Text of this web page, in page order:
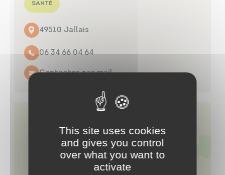
SANTÉ
49510 Jallais
06 34 66 04 64
Contacter par mail
This site uses cookies
and gives you control
over what you want to
activate